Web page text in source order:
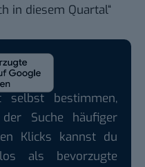
in diesem Quartal“
bestimmen,
Suche häufiger
Klicks kannst du
als bevorzugte